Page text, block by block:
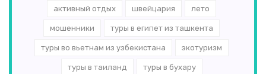
активный отдых швейцария лето
мошенники туры в египет из ташкента
туры во вьетнам из узбекистана экотуризм
туры в таиланд туры в бухару